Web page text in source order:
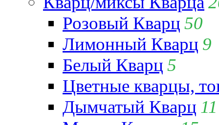
Розовый Кварц 50
Лимонный Кварц 9
Белый Кварц 5
Цветные кварцы,
Дымчатый Кварц 11